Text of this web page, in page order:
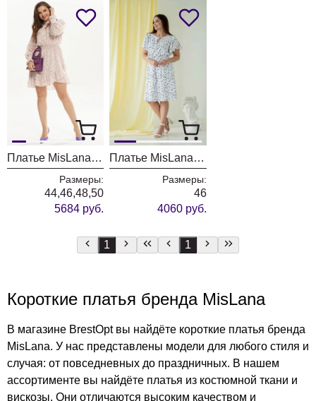
Платье MisLana С924 розовый
Размеры:
44,46,48,50
5684 руб.
Платье MisLana 660 белый
Размеры:
46
4060 руб.
1 1
Короткие платья бренда MisLana
В магазине BrestOpt вы найдёте короткие платья бренда
MisLana. У нас представлены модели для любого стиля и
случая: от повседневных до праздничных. В нашем
ассортименте вы найдёте платья из костюмной ткани и
вискозы. Они отличаются высоким качеством и